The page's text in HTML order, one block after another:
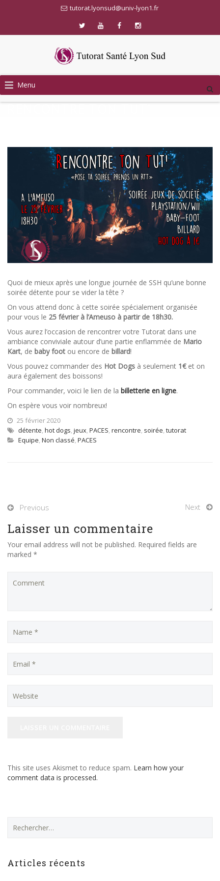
tutorat.lyonsud@univ-lyon1.fr
Skip
to
Menu
RENCONTRE TON TUT’
Quoi de mieux après une longue journée de SSH qu’une bonne
soirée détente pour se vider la tête ?
On vous attend donc à cette soirée spécialement organisée
pour vous le 25 février à l’Ameuso à partir de 18h30.
Vous aurez l’occasion de rencontrer votre Tutorat dans une
ambiance conviviale autour d’une partie enflammée de Mario
Kart, de baby foot ou encore de billard!
Vous pouvez commander des Hot Dogs à seulement 1€et on
aura également des boissons!
Pour commander, voici le lien de la billetterie en ligne.
On espère vous voir nombreux!
25 février 2020
détente, hot dogs, jeux, PACES, rencontre, soirée, tutorat
Equipe, Non classé, PACES
Previous Next
Laisser un commentaire
Your email address will not be published. Required fields are
marked *
This site uses Akismet to reduce spam. Learn how your
comment data is processed.
Articles récents